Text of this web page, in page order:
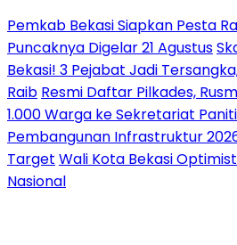
Pemkab Bekasi Siapkan Pesta
Puncaknya Digelar 21 Agustus
Bekasi! 3 Pejabat Jadi
Raib Resmi Daftar Pilkades,
1.000 Warga ke Sekretariat
Pembangunan Infrastruktur
Target Wali Kota Bekasi
Nasional